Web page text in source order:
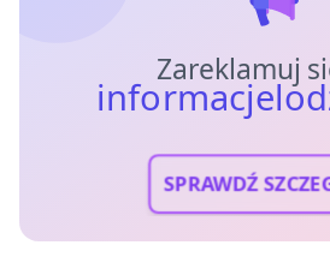
Zareklamuj
SPRAWDŹ